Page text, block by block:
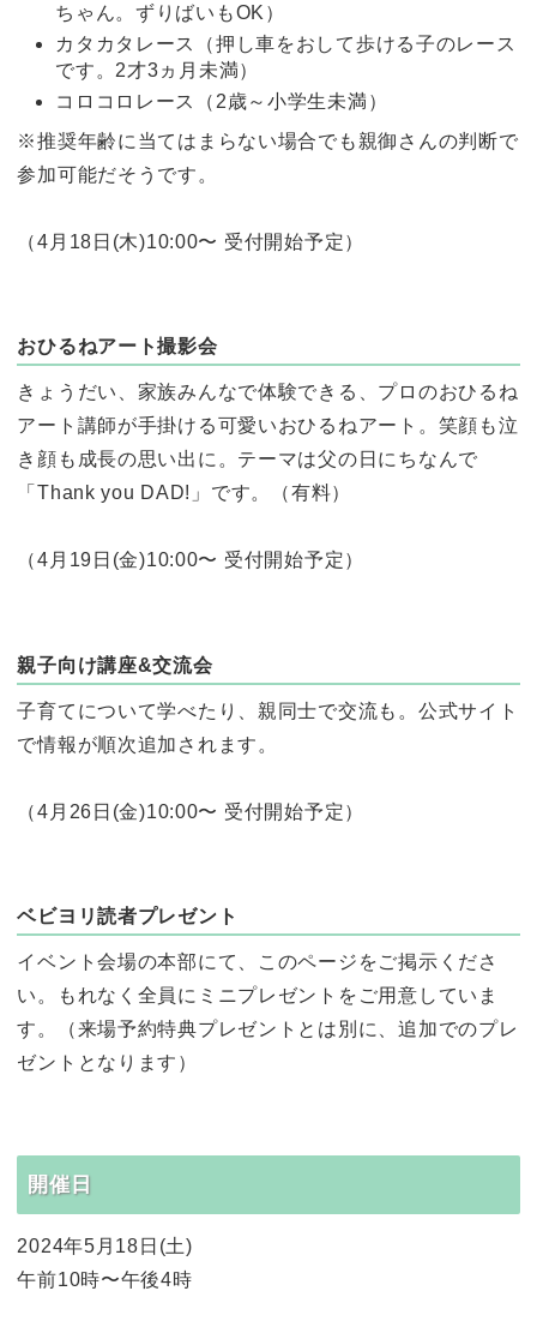
ちゃん。ずりばいもOK）
カタカタレース（押し車をおして歩ける子のレース
です。2才3ヵ月未満）
コロコロレース（2歳～小学生未満）
※推奨年齢に当てはまらない場合でも親御さんの判断で
参加可能だそうです。
（4月18日(木)10:00〜 受付開始予定）
おひるねアート撮影会
きょうだい、家族みんなで体験できる、プロのおひるね
アート講師が手掛ける可愛いおひるねアート。笑顔も泣
き顔も成長の思い出に。テーマは父の日にちなんで
「Thank you DAD!」です。（有料）
（4月19日(金)10:00〜 受付開始予定）
親子向け講座&交流会
子育てについて学べたり、親同士で交流も。公式サイト
で情報が順次追加されます。
（4月26日(金)10:00〜 受付開始予定）
ベビヨリ読者プレゼント
イベント会場の本部にて、このページをご掲示くださ
い。もれなく全員にミニプレゼントをご用意していま
す。（来場予約特典プレゼントとは別に、追加でのプレ
ゼントとなります）
開催日
2024年5月18日(土)
午前10時〜午後4時